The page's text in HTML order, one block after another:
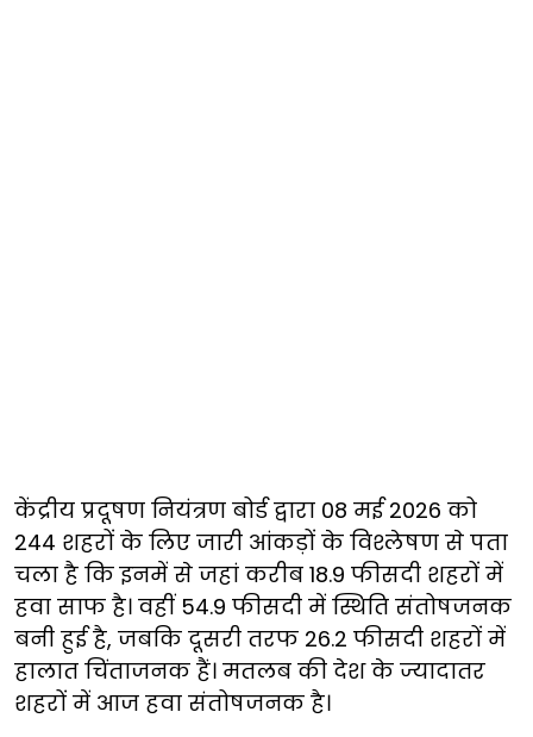
केंद्रीय प्रदूषण नियंत्रण बोर्ड द्वारा 08 मई 2026 को
244 शहरों के लिए जारी आंकड़ों के विश्लेषण से पता
चला है कि इनमें से जहां करीब 18.9 फीसदी शहरों में
हवा साफ है। वहीं 54.9 फीसदी में स्थिति संतोषजनक
बनी हुई है, जबकि दूसरी तरफ 26.2 फीसदी शहरों में
हालात चिंताजनक हैं। मतलब की देश के ज्यादातर
शहरों में आज हवा संतोषजनक है।